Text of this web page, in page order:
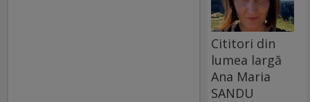
Cititori din
lumea largă
Ana Maria
SANDU